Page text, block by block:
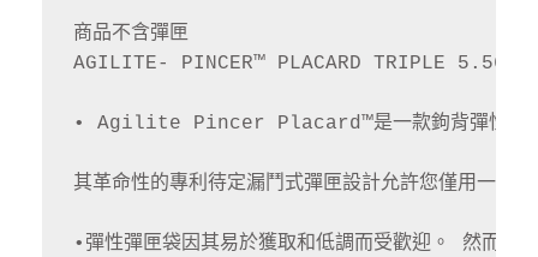
商品不含彈匣
AGILITE- PINCER™ PLACARD TRIPLE 5.56
• Agilite Pincer Placard™是一款鉤背彈性板架
其革命性的專利待定漏鬥式彈匣設計允許您僅用一隻
•彈性彈匣袋因其易於獲取和低調而受歡迎。 然而，